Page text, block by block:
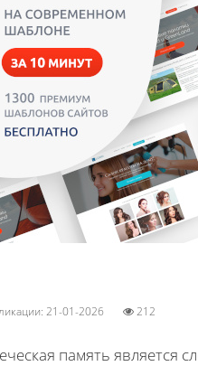
21-01-2026 212
память является